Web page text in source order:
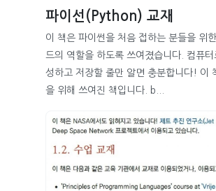
파이선(Python) 교재
이 책은 파이썬을 처음 접하는 분들을 위
드의 역할을 하도록 쓰여졌습니다. 컴퓨
성하고 저장할 줄만 알면 충분합니다! 이
을 위해 쓰여진 책입니다. b...